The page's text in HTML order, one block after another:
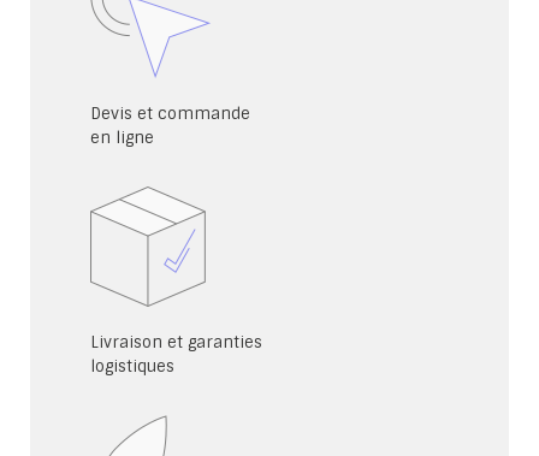
Devis et commande
en ligne
Livraison et garanties
logistiques